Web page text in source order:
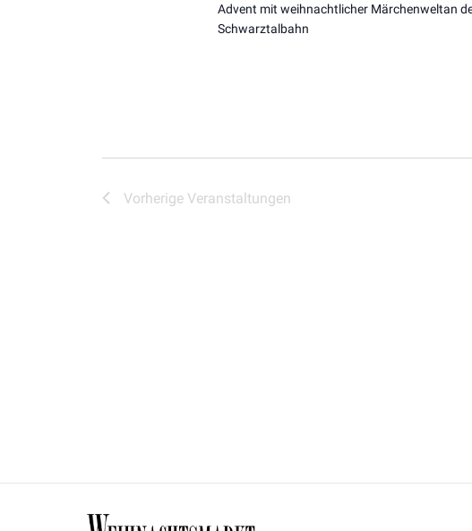
Advent mit weihnachtlicher Märchenweltan
Schwarztalbahn
Vorherige Veranstaltungen